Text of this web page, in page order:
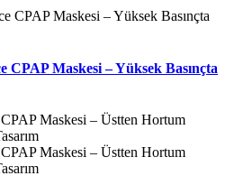
Maskesi – Yüksek Basınçta